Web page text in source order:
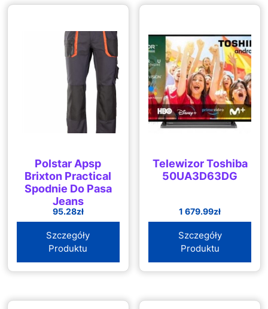
Polstar Apsp
Brixton Practical
Spodnie Do Pasa
Jeans
Bawełna/Spandex
340G/M2 290G/M2
260G/M2
Bawełna/Elastan
(98%/2%)
Grafit/Pomarańcz
95.28zł
Szczegóły
Produktu
Telewizor Toshiba
50UA3D63DG
1 679.99zł
Szczegóły
Produktu